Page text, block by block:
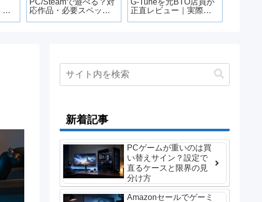
PC/Steamで遊べる？対
応作品・必要スペッ
G-Tuneを元BTO店員が
正直レビュー｜実際ど
新着記事
PCゲームが重いのは買
い替えサイン？設定で
直るケースと限界の見
分け方
Amazonセールでゲーミ